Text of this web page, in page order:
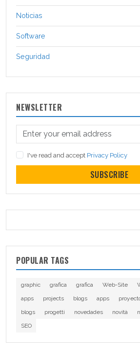
Noticias
Software
Seguridad
NEWSLETTER
I've read and accept Privacy Policy
SUBSCRIBE
POPULAR TAGS
graphic grafica grafica Web-Site
apps
projects blogs apps
blogs
progetti novedades novità
SEO